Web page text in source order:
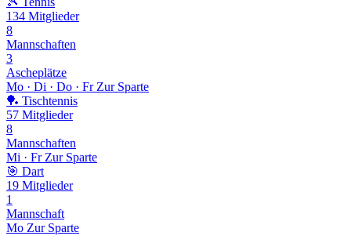
134 Mitglieder
8
Mannschaften
3
Ascheplätze
Mo · Di · Do · Fr Zur Sparte
🏓 Tischtennis
57 Mitglieder
8
Mannschaften
Mi · Fr Zur Sparte
🎯 Dart
19 Mitglieder
1
Mannschaft
Mo Zur Sparte